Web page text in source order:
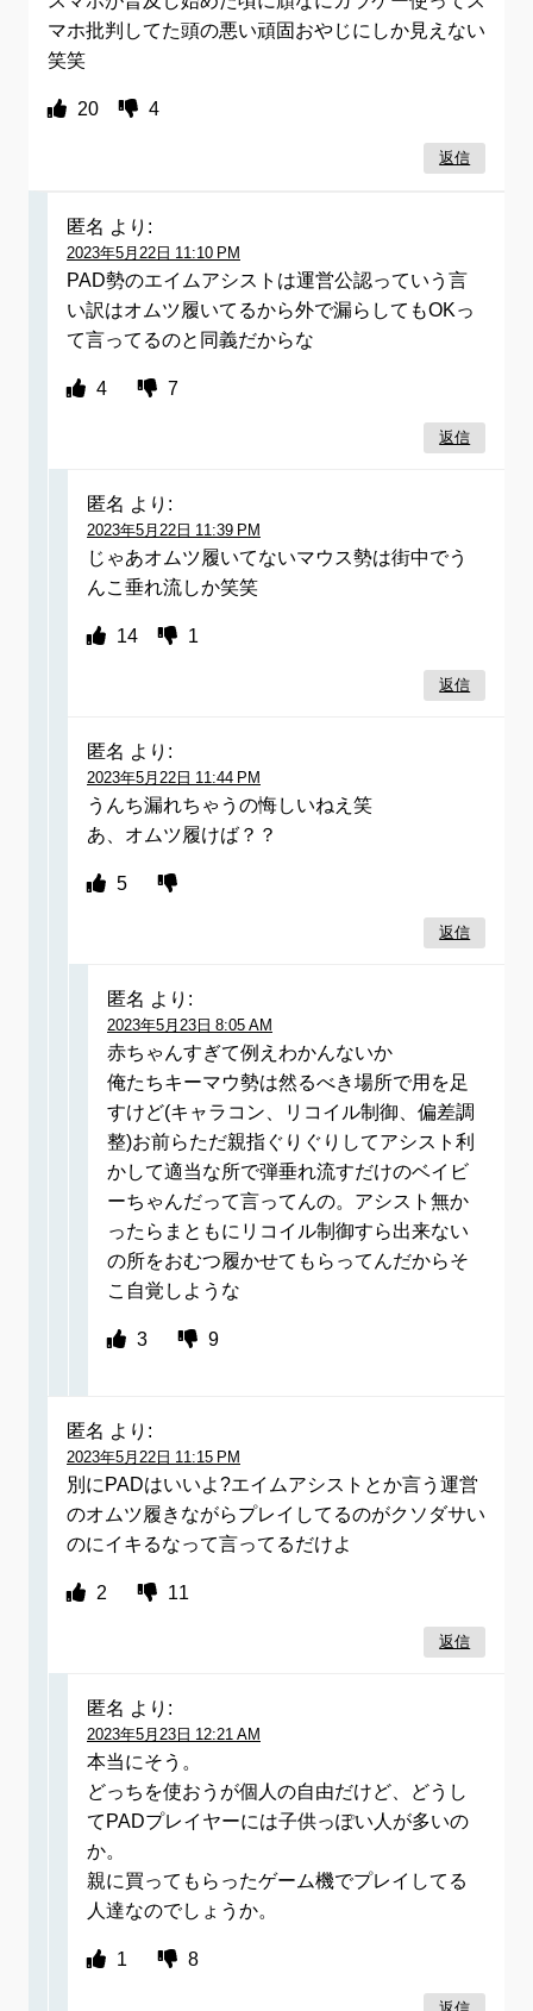
マホ批判してた頭の悪い頑固おやじにしか見えない
笑笑
20 4
返信
匿名 より:
2023年5月22日 11:10 PM
PAD勢のエイムアシストは運営公認っていう言
い訳はオムツ履いてるから外で漏らしてもOKっ
て言ってるのと同義だからな
4 7
返信
匿名 より:
2023年5月22日 11:39 PM
じゃあオムツ履いてないマウス勢は街中でう
んこ垂れ流しか笑笑
14 1
返信
匿名 より:
2023年5月22日 11:44 PM
うんち漏れちゃうの悔しいねえ笑
あ、オムツ履けば？？
5
返信
匿名 より:
2023年5月23日 8:05 AM
赤ちゃんすぎて例えわかんないか
俺たちキーマウ勢は然るべき場所で用を足
すけど(キャラコン、リコイル制御、偏差調
整)お前らただ親指ぐりぐりしてアシスト利
かして適当な所で弾垂れ流すだけのベイビ
ーちゃんだって言ってんの。アシスト無か
ったらまともにリコイル制御すら出来ない
の所をおむつ履かせてもらってんだからそ
こ自覚しような
3 9
匿名 より:
2023年5月22日 11:15 PM
別にPADはいいよ?エイムアシストとか言う運営
のオムツ履きながらプレイしてるのがクソダサい
のにイキるなって言ってるだけよ
2 11
返信
匿名 より:
2023年5月23日 12:21 AM
本当にそう。
どっちを使おうが個人の自由だけど、どうし
てPADプレイヤーには子供っぽい人が多いの
か。
親に買ってもらったゲーム機でプレイしてる
人達なのでしょうか。
1 8